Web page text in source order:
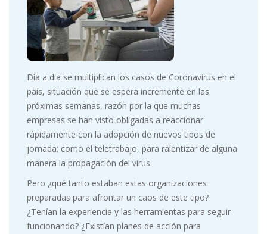
Día a día se multiplican los casos de Coronavirus en el
país, situación que se espera incremente en las
próximas semanas, razón por la que muchas
empresas se han visto obligadas a reaccionar
rápidamente con la adopción de nuevos tipos de
jornada; como el teletrabajo, para ralentizar de alguna
manera la propagación del virus.
Pero ¿qué tanto estaban estas organizaciones
preparadas para afrontar un caos de este tipo?
¿Tenían la experiencia y las herramientas para seguir
funcionando? ¿Existían planes de acción para